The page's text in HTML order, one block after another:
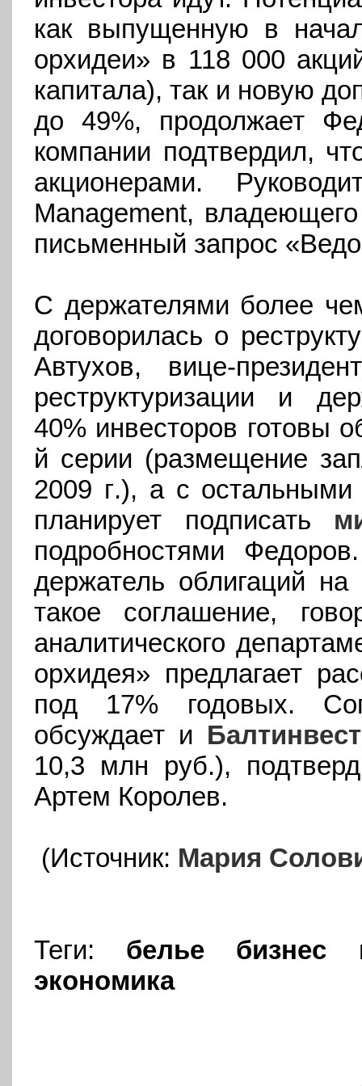
как выпущенную в
орхидеи» в 118 000
капитала), так и новую
до 49%, продолжает
компании подтвердил,
акционерами.
Management,
письменный запрос
С держателями более
договорилась о
Автухов, вице-
реструктуризации и
40% инвесторов готовы
й серии (размещение
2009 г.), а с остальными
планирует подписать
подробностями
держатель облигаций
такое соглашение,
аналитического
орхидея» предлагает
под 17% годовых.
обсуждает и
10,3 млн руб.),
Артем Королев.
(Источник: Мария
Теги: белье бизнес
экономика